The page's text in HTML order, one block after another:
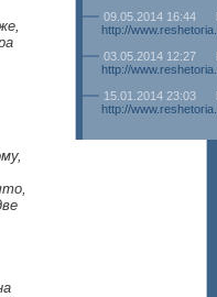
09.05.2014 16:44
http://
03.05.2014 12:27
http://
15.01.2014 23:03
http://